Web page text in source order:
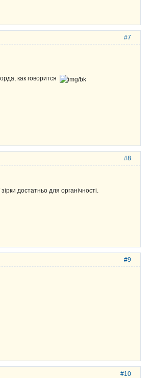
#7
как говорится
#8
достатньо для органічності.
#9
#10